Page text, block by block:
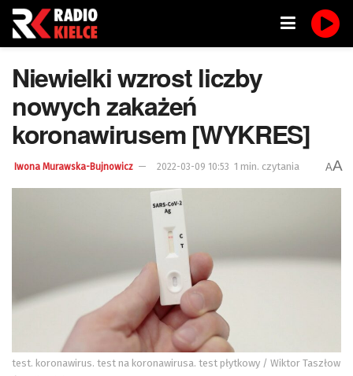
Niewielki wzrost liczby
nowych zakażeń
koronawirusem [WYKRES]
Iwona Murawska-Bujnowicz 2022-03-09 10:53 1 min. czytania AA
test. koronawirus. test na koronawirusa. test płytkowy / Wiktor Taszłow